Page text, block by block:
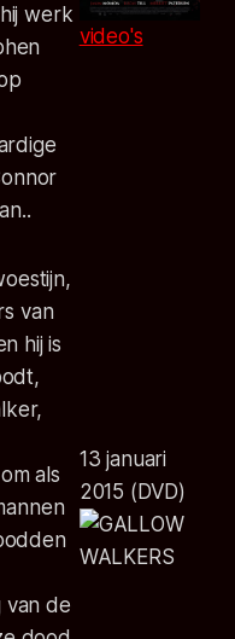
werk
video's
van
hij is
als
van de
13 januari
2015 (DVD)